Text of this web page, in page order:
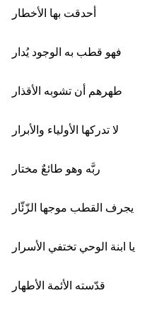
أحدقت بها الأخطار
فهو قطب به الوجود يُدار
طهرهم أن تشوبه الأقذار
لا تدركها الأولياء والأبرار
ربَّه وهو طائعٌ مختار
يجرف القطب موجها الزّئّار
يا ابنة الوحي تختفي الأسرار
قدّسته الأئمة الأطهار